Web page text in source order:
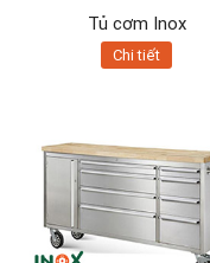
Tủ cơm Inox
Chi tiết